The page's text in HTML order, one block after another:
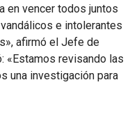
en vencer todos juntos
e intolerantes
afirmó el Jefe de
«Estamos revisando las
una investigación para